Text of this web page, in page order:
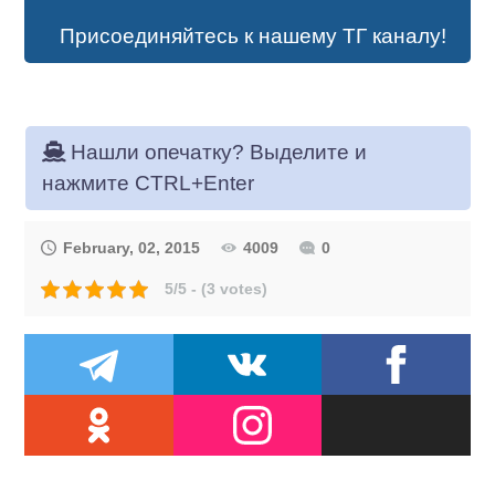
Присоединяйтесь к нашему ТГ каналу!
Нашли опечатку? Выделите и
нажмите CTRL+Enter
February, 02, 2015 4009 0
5/5 - (3 votes)